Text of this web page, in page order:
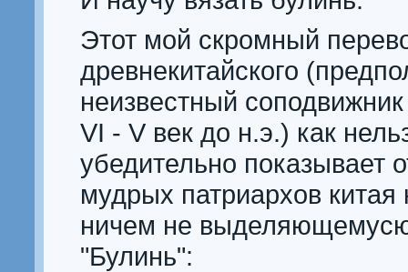
Этот мой скромный
древнекитайского
неизвестный
VI - V век до н.э.) как
убедительно показывает
мудрых патриархов китая
ничем не
"Булинь":